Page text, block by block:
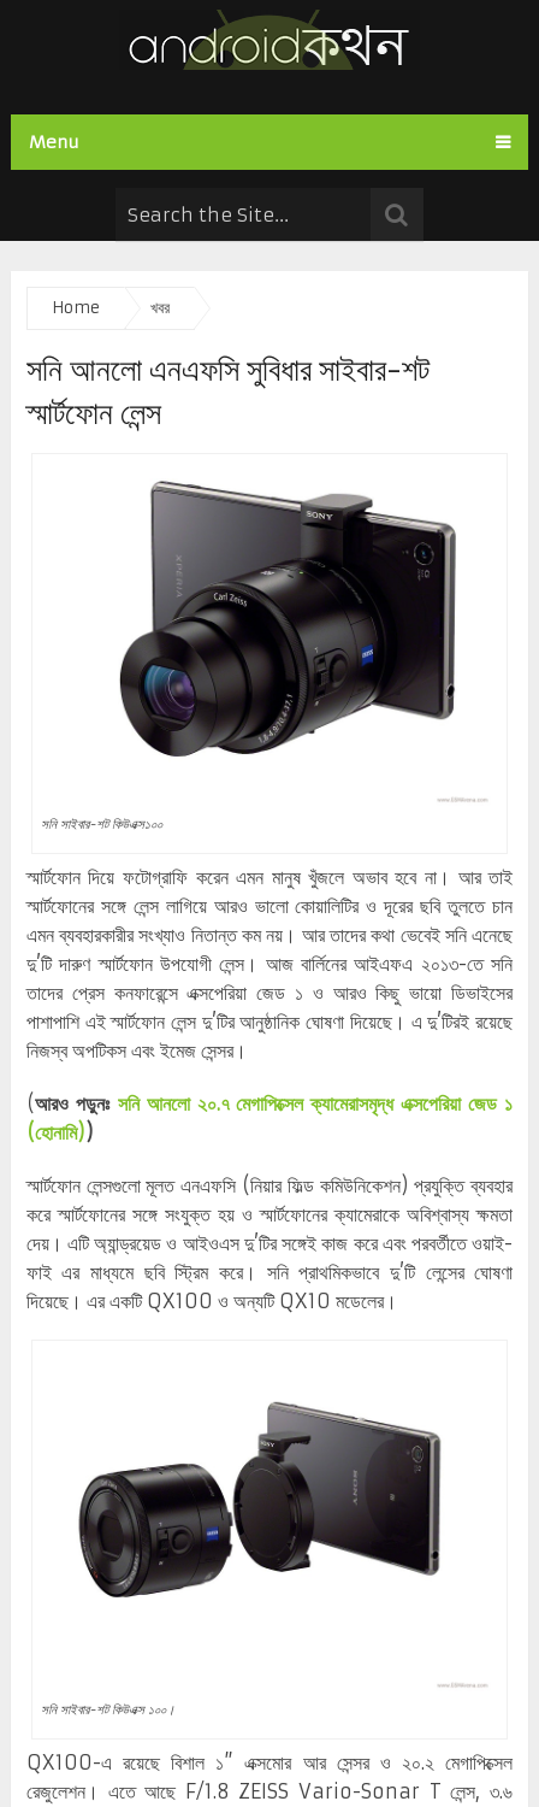
Menu
Home খবর
সনি আনলো এনএফসি সুবিধার সাইবার-শট
স্মার্টফোন লেন্স
সনি সাইবার-শট কিউএক্স১০০
স্মার্টফোন দিয়ে ফটোগ্রাফি করেন এমন মানুষ খুঁজলে অভাব হবে না। আর তাই
স্মার্টফোনের সঙ্গে লেন্স লাগিয়ে আরও ভালো কোয়ালিটির ও দূরের ছবি তুলতে চান
এমন ব্যবহারকারীর সংখ্যাও নিতান্ত কম নয়। আর তাদের কথা ভেবেই সনি এনেছে
দু’টি দারুণ স্মার্টফোন উপযোগী লেন্স। আজ বার্লিনের আইএফএ ২০১৩-তে সনি
তাদের প্রেস কনফারেন্সে এক্সপেরিয়া জেড ১ ও আরও কিছু ভায়ো ডিভাইসের
পাশাপাশি এই স্মার্টফোন লেন্স দু’টির আনুষ্ঠানিক ঘোষণা দিয়েছে। এ দু’টিরই রয়েছে
নিজস্ব অপটিকস এবং ইমেজ সেন্সর।
(আরও পড়ুনঃ সনি আনলো ২০.৭ মেগাপিক্সেল ক্যামেরাসমৃদ্ধ এক্সপেরিয়া জেড ১
(হোনামি))
স্মার্টফোন লেন্সগুলো মূলত এনএফসি (নিয়ার ফিল্ড কমিউনিকেশন) প্রযুক্তি ব্যবহার
করে স্মার্টফোনের সঙ্গে সংযুক্ত হয় ও স্মার্টফোনের ক্যামেরাকে অবিশ্বাস্য ক্ষমতা
দেয়। এটি অ্যান্ড্রয়েড ও আইওএস দু’টির সঙ্গেই কাজ করে এবং পরবর্তীতে ওয়াই-
ফাই এর মাধ্যমে ছবি স্ট্রিম করে। সনি প্রাথমিকভাবে দু’টি লেন্সের ঘোষণা
দিয়েছে। এর একটি QX100 ও অন্যটি QX10 মডেলের।
সনি সাইবার-শট কিউএক্স ১০০।
QX100-এ রয়েছে বিশাল ১” এক্সমোর আর সেন্সর ও ২০.২ মেগাপিক্সেল
রেজুলেশন। এতে আছে F/1.8 ZEISS Vario-Sonar T লেন্স, ৩.৬